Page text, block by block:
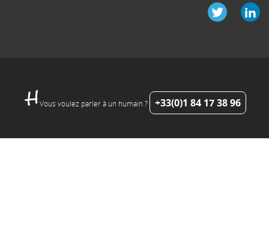
Vous voulez parler à un humain ? +33(0)1 84 17 38 96